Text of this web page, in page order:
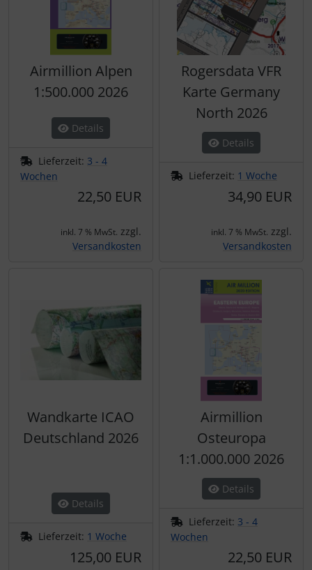
Airmillion Alpen
1:500.000 2026
Details
Lieferzeit: 3 - 4
Wochen
22,50 EUR
inkl. 7 % MwSt. zzgl.
Versandkosten
Rogersdata VFR
Karte Germany
North 2026
Details
Lieferzeit: 1 Woche
34,90 EUR
inkl. 7 % MwSt. zzgl.
Versandkosten
Wandkarte ICAO
Deutschland 2026
Details
Lieferzeit: 1 Woche
125,00 EUR
Airmillion
Osteuropa
1:1.000.000 2026
Details
Lieferzeit: 3 - 4
Wochen
22,50 EUR